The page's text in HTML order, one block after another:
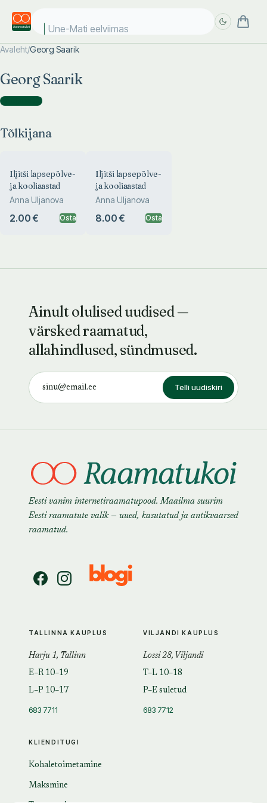
Une-Mati eelviimase
Avaleht/Georg Saarik
Georg Saarik
Tõlkijana )
Tõlkijana
Iljitši lapsepõlve-
ja kooliaastad
Anna Uljanova
2.00 € Osta
Iljitši lapsepõlve-
ja kooliaastad
Anna Uljanova
8.00 € Osta
Ainult olulised uudised —
värsked raamatud,
allahindlused, sündmused.
Telli uudiskiri
Eesti vanim internetiraamatupood. Maailma suurim
Eesti raamatute valik — uued, kasutatud ja antikvaarsed
raamatud.
KLIENDITUGI
Kohaletoimetamine
Maksmine
TALLINNA KAUPLUS
Harju 1, Tallinn
E–R 10–19
L–P 10–17
683 7711
VILJANDI KAUPLUS
Lossi 28, Viljandi
T–L 10–18
P–E suletud
683 7712